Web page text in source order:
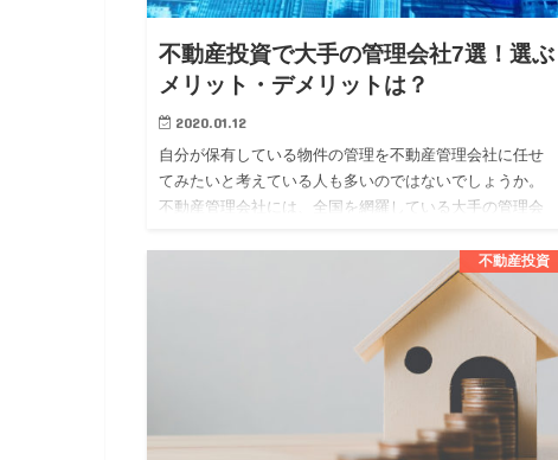
不動産投資で大手の管理会社7選！選ぶ
メリット・デメリットは？
2020.01.12
自分が保有している物件の管理を不動産管理会社に任せ
てみたいと考えている人も多いのではないでしょうか。
不動産管理会社には、全国を網羅している大手の管理会
不動産投資